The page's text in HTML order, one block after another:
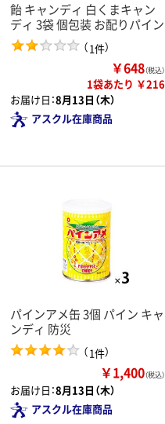
飴 キャンディ 白くまキャン
ディ 3袋 個包装 お配りパイン
（1件）
￥648（税込）
1袋あたり ￥216
お届け日：8月13日（木）
アスクル在庫商品
パインアメ缶 3個 パイン キャ
ンディ 防災
（1件）
￥1,400（税込）
お届け日：8月13日（木）
アスクル在庫商品